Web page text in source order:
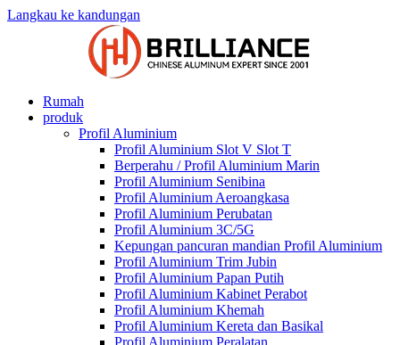
Langkau ke kandungan
Rumah
produk
Profil Aluminium
Profil Aluminium Slot V Slot T
Berperahu / Profil Aluminium Marin
Profil Aluminium Senibina
Profil Aluminium Aeroangkasa
Profil Aluminium Perubatan
Profil Aluminium 3C/5G
Kepungan pancuran mandian Profil Aluminium
Profil Aluminium Trim Jubin
Profil Aluminium Papan Putih
Profil Aluminium Kabinet Perabot
Profil Aluminium Khemah
Profil Aluminium Kereta dan Basikal
Profil Aluminium Peralatan